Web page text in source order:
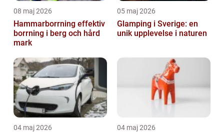
08 maj 2026
Hammarborrning effektiv
borrning i berg och hård
mark
05 maj 2026
Glamping i Sverige: en
unik upplevelse i naturen
04 maj 2026 04 maj 2026